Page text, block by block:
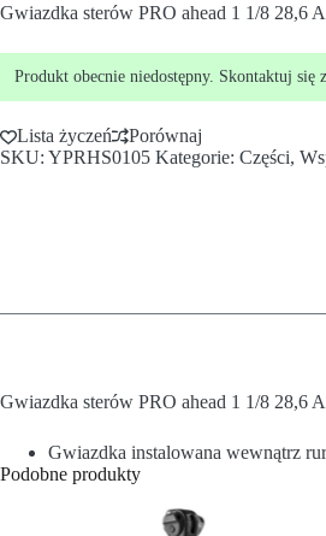
Gwiazdka sterów PRO ahead 1 1/8 28,6
Produkt obecnie niedostępny. Skontaktuj się
Lista życzeń
Porównaj
SKU: YPRHS0105 Kategorie: Części,
Gwiazdka sterów PRO ahead 1 1/8 28,6
Gwiazdka instalowana wewnątrz
Podobne produkty